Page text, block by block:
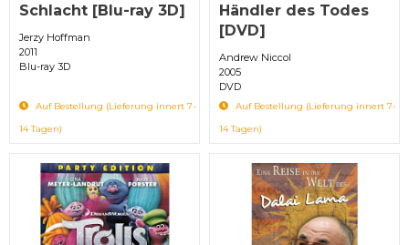
Schlacht [Blu-ray 3D]
Jerzy Hoffman
2011
Blu-ray 3D
Auf Bestellung (Lieferung innert 7-
14 Tagen)
Händler des Todes
[DVD]
Andrew Niccol
2005
DVD
Auf Bestellung (Lieferung innert 7-
14 Tagen)